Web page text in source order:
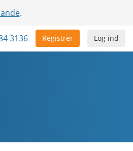
.
Log ind
Registrer
3136